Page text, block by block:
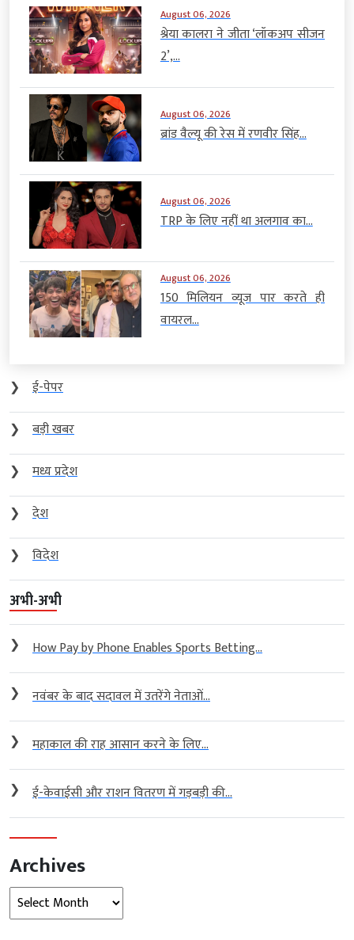
August 06, 2026
श्रेया कालरा ने जीता ‘लॉकअप सीजन
2’,...
August 06, 2026
ब्रांड वैल्यू की रेस में रणवीर सिंह...
August 06, 2026
TRP के लिए नहीं था अलगाव का...
August 06, 2026
150 मिलियन व्यूज पार करते ही
वायरल...
❯
ई-पेपर
❯
बड़ी खबर
❯
मध्य प्रदेश
❯
देश
❯
विदेश
अभी-अभी
❯ How Pay by Phone Enables Sports Betting...
❯ नवंबर के बाद सदावल में उतरेंगे नेताओं...
❯ महाकाल की राह आसान करने के लिए...
❯ ई-केवाईसी और राशन वितरण में गड़बड़ी की...
Archives
Archives